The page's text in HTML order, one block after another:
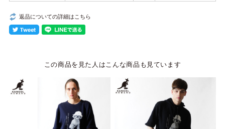
返品についての詳細はこちら
この商品を見た人はこんな商品も見ています